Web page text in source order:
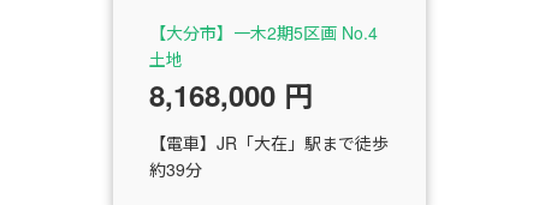
【大分市】一木2期5区画 No.4
土地
8,168,000 円
【電車】JR「大在」駅まで徒歩
約39分